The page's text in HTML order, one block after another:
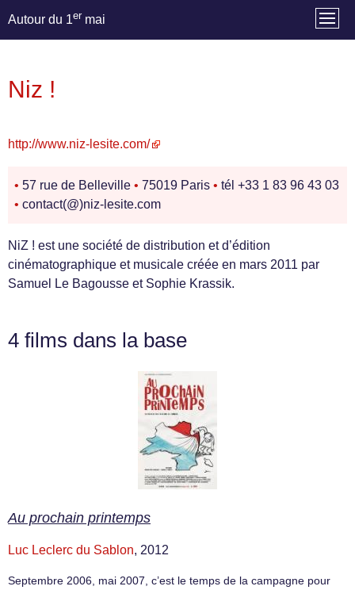
Autour du 1er mai
Niz !
http://www.niz-lesite.com/
• 57 rue de Belleville • 75019 Paris • tél +33 1 83 96 43 03
• contact(@)niz-lesite.com
NiZ ! est une société de distribution et d’édition
cinématographique et musicale créée en mars 2011 par
Samuel Le Bagousse et Sophie Krassik.
4 films dans la base
Au prochain printemps
Luc Leclerc du Sablon, 2012
Septembre 2006, mai 2007, c’est le temps de la campagne pour